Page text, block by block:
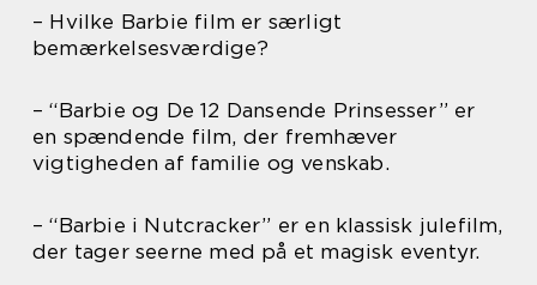
– Hvilke Barbie film er særligt
bemærkelsesværdige?
– “Barbie og De 12 Dansende Prinsesser” er
en spændende film, der fremhæver
vigtigheden af familie og venskab.
– “Barbie i Nutcracker” er en klassisk julefilm,
der tager seerne med på et magisk eventyr.